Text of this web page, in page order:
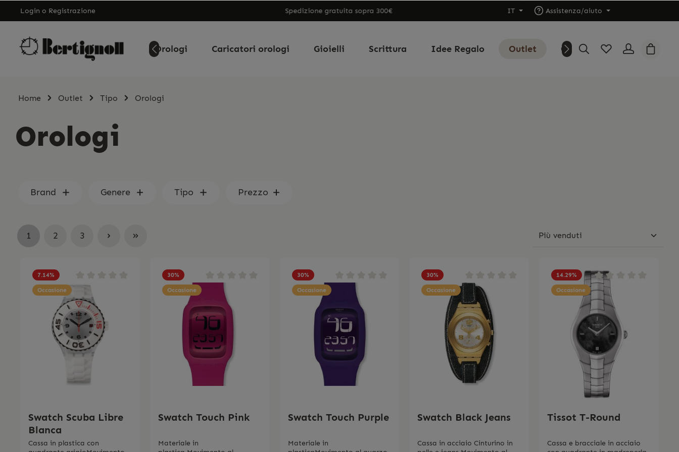
Login o Registrazione Spedizione gratuita sopra 300€ IT Assistenza/aiuto
Home Orologi Caricatori orologi Gioielli Scrittura Idee Regalo Outlet Chi siamo
Home Outlet Tipo Orologi
Orologi
Brand Genere Tipo Prezzo
1 2 3
7.14%
Occasione
Swatch Scuba Libre
Blanca
Cassa in plastica con
30%
Occasione
Swatch Touch Pink
Materiale in
30%
Occasione
Swatch Touch Purple
Materiale in
30%
Occasione
Swatch Black Jeans
Cassa in acciaio Cinturino in
14.29%
Occasione
Tissot T-Round
Cassa e bracciale in acciaio